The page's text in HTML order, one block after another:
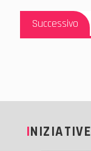
Successivo
INIZIATIVE